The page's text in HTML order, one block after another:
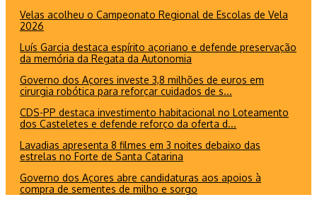
Velas acolheu o Campeonato Regional de Escolas de Vela
2026
Luís Garcia destaca espírito açoriano e defende preservação
da memória da Regata da Autonomia
Governo dos Açores investe 3,8 milhões de euros em
cirurgia robótica para reforçar cuidados de s...
CDS-PP destaca investimento habitacional no Loteamento
dos Casteletes e defende reforço da oferta d...
Lavadias apresenta 8 filmes em 3 noites debaixo das
estrelas no Forte de Santa Catarina
Governo dos Açores abre candidaturas aos apoios à
compra de sementes de milho e sorgo